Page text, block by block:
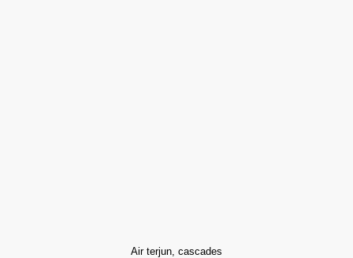
Air terjun, cascades